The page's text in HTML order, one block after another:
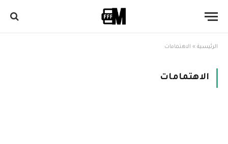
الرئيسية » الاهتمامات
الاهتمامات